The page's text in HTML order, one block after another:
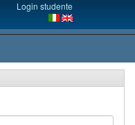
Login studente